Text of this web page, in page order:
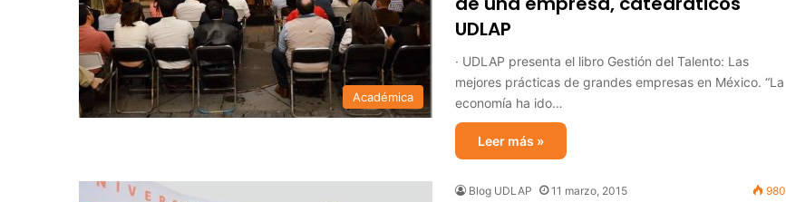
Académica
UDLAP
· UDLAP presenta el libro Gestión del Talento: Las
mejores prácticas de grandes empresas en México. “La
economía ha ido…
Leer más »
Blog UDLAP 11 marzo, 2015 980